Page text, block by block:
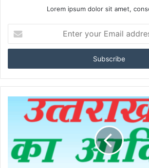
Lorem ipsum dolor sit amet,
your
Email